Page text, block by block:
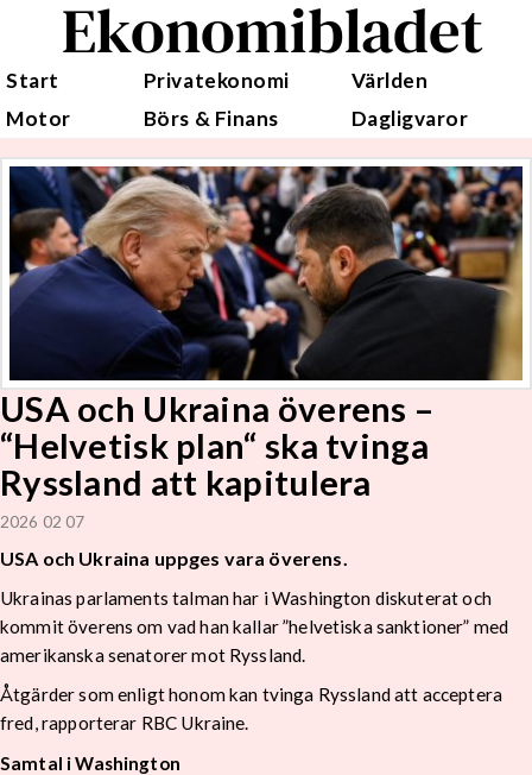
Ekonomibladet
Start Privatekonomi
Världen
Motor
Börs & Finans Dagligvaror
USA och Ukraina överens –
“Helvetisk plan“ ska tvinga
Ryssland att kapitulera
2026 02 07
USA och Ukraina uppges vara överens.
Ukrainas parlaments talman har i Washington diskuterat och
kommit överens om vad han kallar ”helvetiska sanktioner” med
amerikanska senatorer mot Ryssland.
Åtgärder som enligt honom kan tvinga Ryssland att acceptera
fred, rapporterar RBC Ukraine.
Samtal i Washington